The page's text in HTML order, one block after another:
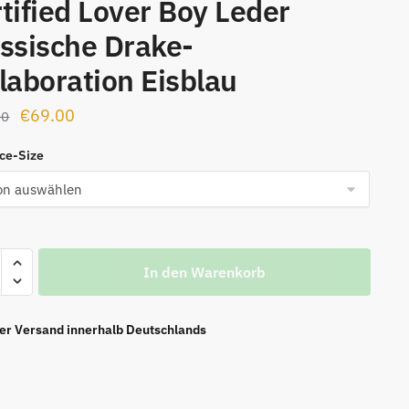
Lover Boy Leder
Drake-
Eisblau
Ursprünglicher
war:
€159.00
€69.00
ist:
€69.00.
Size
In den Warenkorb
Versand innerhalb Deutschlands